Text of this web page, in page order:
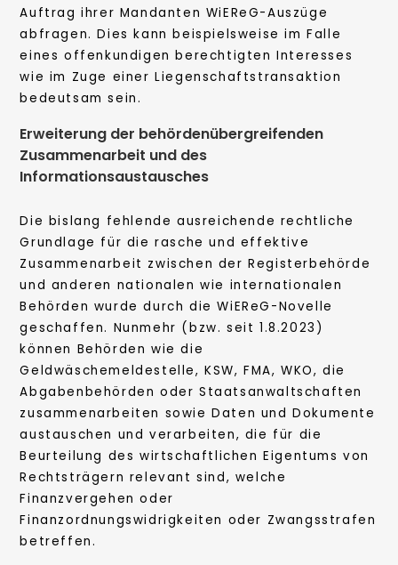
Auftrag ihrer Mandanten WiEReG-Auszüge
abfragen. Dies kann beispielsweise im Falle
eines offenkundigen berechtigten Interesses
wie im Zuge einer Liegenschaftstransaktion
bedeutsam sein.
Erweiterung der behördenübergreifenden
Zusammenarbeit und des
Informationsaustausches
Die bislang fehlende ausreichende rechtliche
Grundlage für die rasche und effektive
Zusammenarbeit zwischen der Registerbehörde
und anderen nationalen wie internationalen
Behörden wurde durch die WiEReG-Novelle
geschaffen. Nunmehr (bzw. seit 1.8.2023)
können Behörden wie die
Geldwäschemeldestelle, KSW, FMA, WKO, die
Abgabenbehörden oder Staatsanwaltschaften
zusammenarbeiten sowie Daten und Dokumente
austauschen und verarbeiten, die für die
Beurteilung des wirtschaftlichen Eigentums von
Rechtsträgern relevant sind, welche
Finanzvergehen oder
Finanzordnungswidrigkeiten oder Zwangsstrafen
betreffen.